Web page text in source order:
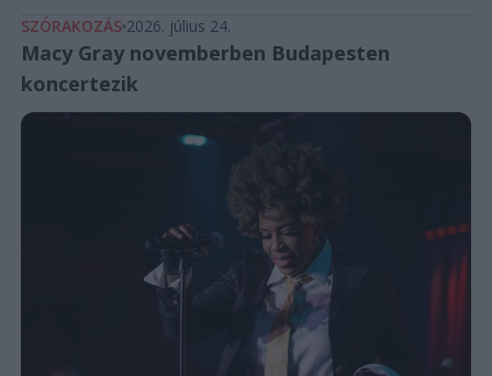
SZÓRAKOZÁS 2026. július 24.
Macy Gray novemberben Budapesten
koncertezik